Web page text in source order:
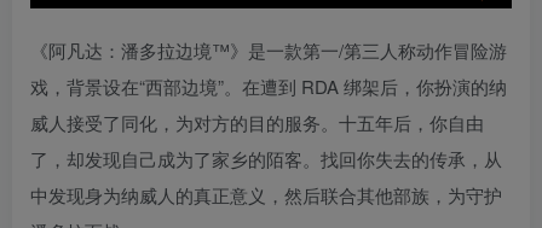
《阿凡达：潘多拉边境™》是一款第一/第三人称动作冒险游
戏，背景设在“西部边境”。在遭到 RDA 绑架后，你扮演的纳
威人接受了同化，为对方的目的服务。十五年后，你自由
了，却发现自己成为了家乡的陌客。找回你失去的传承，从
中发现身为纳威人的真正意义，然后联合其他部族，为守护